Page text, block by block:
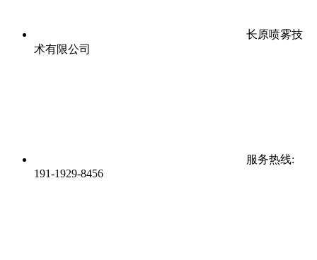
长原喷雾技
术有限公司
服务热线:
191-1929-8456